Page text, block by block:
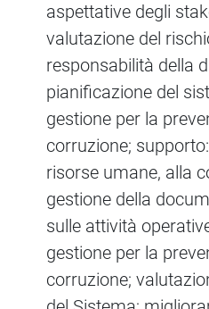
aspettative degli
valutazione del
responsabilità della
pianificazione del
gestione per la
corruzione;
risorse umane, alla
gestione della
sulle attività
gestione per la
corruzione;